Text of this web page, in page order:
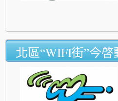
北區“WIFI街”今啓